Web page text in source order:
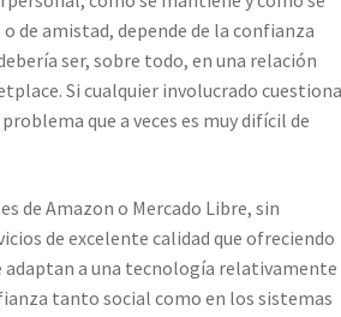
de amistad, depende de la confianza
ser, sobre todo, en una relación
Si cualquier involucrado cuestiona
que a veces es muy difícil de
de Amazon o Mercado Libre, sin
de excelente calidad que ofreciendo
a una tecnología relativamente
tanto social como en los sistemas